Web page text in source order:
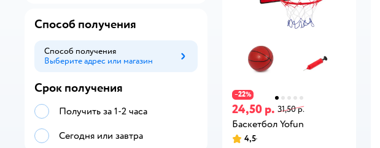
−22%
24,50 р. 31,50 р.
Баскетбол Yofun
4,5
Способ получения
Способ получения
Выберите адрес или магазин
Способ получения
Срок получения
Получить за 1-2 часа
Сегодня или завтра